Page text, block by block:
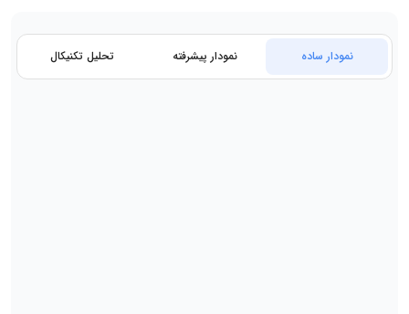
نمودار ساده نمودار پیشرفته تحلیل تکنیکال